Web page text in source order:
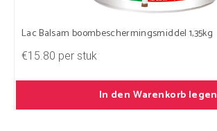
Lac Balsam boombeschermingsmiddel 1,35kg
€15.80 per stuk
In den Warenkorb legen